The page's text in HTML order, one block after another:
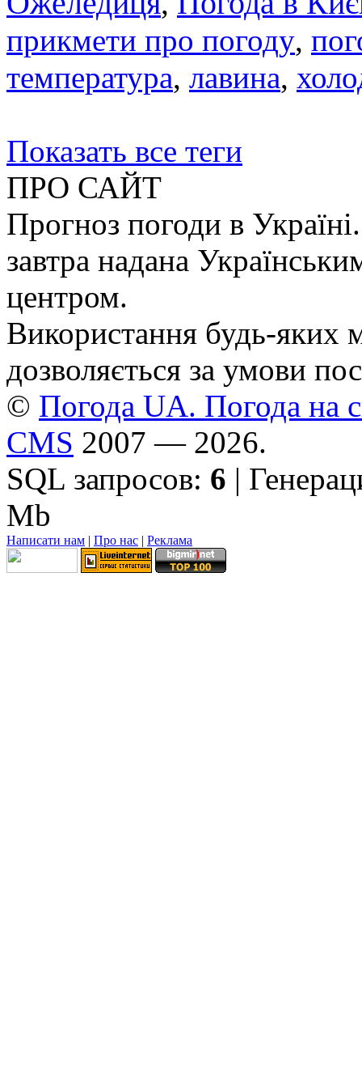
прикмети про погоду,
температура, лавина,
Показать все теги
ПРО САЙТ
Прогноз погоди в
завтра надана
центром.
Використання будь-яких
дозволяється за умови
© Погода UA. Погода на
CMS 2007 — 2026.
SQL запросов: 6 |
Mb
Написати нам | Про нас | Реклама